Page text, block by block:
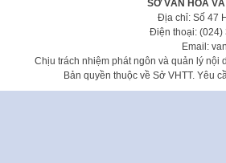
SỞ VĂN HÓA
Địa chỉ: Số 47
Điện thoại: (024)
Email:
Chịu trách nhiệm phát ngôn và quản lý nội
Bản quyền thuộc về Sở VHTT. Yêu